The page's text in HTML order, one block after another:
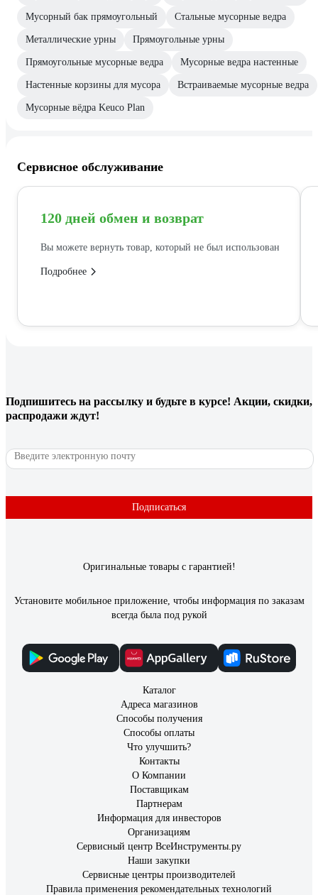
Мусорный бак прямоугольный Стальные мусорные ведра
Металлические урны Прямоугольные урны
Прямоугольные мусорные ведра Мусорные ведра настенные
Настенные корзины для мусора Встраиваемые мусорные ведра
Мусорные вёдра Keuco Plan
Сервисное обслуживание
120 дней обмен и возврат
Вы можете вернуть товар, который не был использован
Подробнее
Подпишитесь на рассылку и будьте в курсе! Акции, скидки,
распродажи ждут!
Подписаться
Оригинальные товары с гарантией!
Установите мобильное приложение, чтобы информация по заказам
всегда была под рукой
Каталог
Адреса магазинов
Способы получения
Способы оплаты
Что улучшить?
Контакты
О Компании
Поставщикам
Партнерам
Информация для инвесторов
Организациям
Сервисный центр ВсеИнструменты.ру
Наши закупки
Сервисные центры производителей
Правила применения рекомендательных технологий